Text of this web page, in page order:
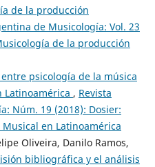
de la producción
de Musicología: Vol. 23
de la producción
psicología de la música
Latinoamérica , Revista
Núm. 19 (2018): Dosier:
en Latinoamérica
Oliveira, Danilo Ramos,
bibliográfica y el análisis